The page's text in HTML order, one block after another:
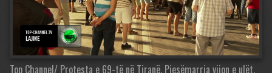
Top Channel/ Protesta e 69-të në Tiranë. Pjesëmarrja vijon e ulët,